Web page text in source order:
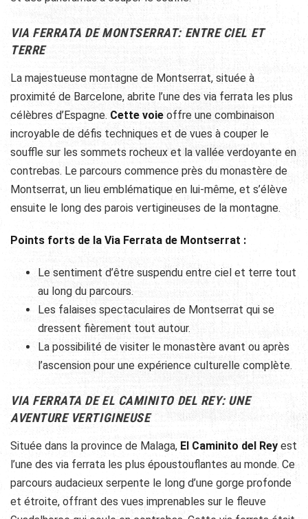
VIA FERRATA DE MONTSERRAT: ENTRE CIEL ET
TERRE
La majestueuse montagne de Montserrat, située à
proximité de Barcelone, abrite l’une des via ferrata les plus
célèbres d’Espagne. Cette voie offre une combinaison
incroyable de défis techniques et de vues à couper le
souffle sur les sommets rocheux et la vallée verdoyante en
contrebas. Le parcours commence près du monastère de
Montserrat, un lieu emblématique en lui-même, et s’élève
ensuite le long des parois vertigineuses de la montagne.
Points forts de la Via Ferrata de Montserrat :
Le sentiment d’être suspendu entre ciel et terre tout
au long du parcours.
Les falaises spectaculaires de Montserrat qui se
dressent fièrement tout autour.
La possibilité de visiter le monastère avant ou après
l’ascension pour une expérience culturelle complète.
VIA FERRATA DE EL CAMINITO DEL REY: UNE
AVENTURE VERTIGINEUSE
Située dans la province de Malaga, El Caminito del Rey est
l’une des via ferrata les plus époustouflantes au monde. Ce
parcours audacieux serpente le long d’une gorge profonde
et étroite, offrant des vues imprenables sur le fleuve